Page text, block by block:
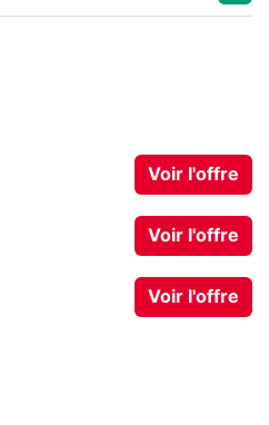
Voir l'offre
Voir l'offre
Voir l'offre